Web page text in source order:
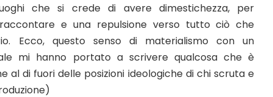
che si crede di avere dimestichezza, per
e una repulsione verso tutto ciò che
Ecco, questo senso di materialismo con un
mi hanno portato a scrivere qualcosa che è
al di fuori delle posizioni ideologiche di chi scruta e